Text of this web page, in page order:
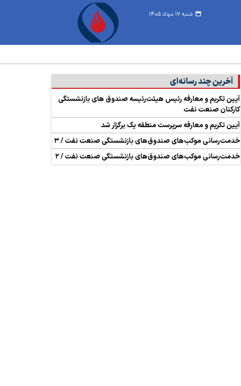
شنبه ۱۷ مرداد ۱۴۰۵
آخرین چند‌ رسانه‌ای
آیین تکریم و معارفه رئیس هیئت‌رئیسه صندوق های بازنشستگی
کارکنان صنعت نفت
آیین تکریم و معارفه سرپرست منطقه یک برگزار شد
خدمت‌رسانی موکب‌های صندوق‌های بازنشستگی صنعت نفت / ۳
خدمت‌رسانی موکب‌های صندوق‌های بازنشستگی صنعت نفت / ۲